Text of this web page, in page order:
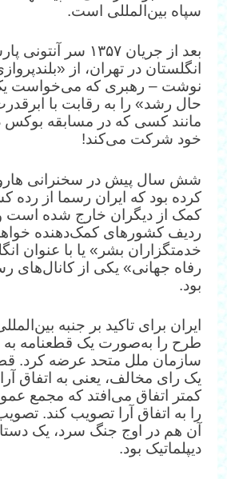
سپاه بین‌المللی است.
بعد از جریان ۱۳۵۷ سر
انگلستان در تهران، از
نوشت – رهبری که می‌خواست
حال رشد» را به رقابت با
مانند کسی که در مسابقه بوکس
خود شرکت می‌کند!
شش سال پیش در سخنرانی‌
کرده بود که ایران رسما از رده
کمک از دیگران خارج شده است
ردیف کشورهای کمک‌دهنده
خدمتگزاران بشر» یا با عنوان
رفاه جهانی» یکی از کانال‌های
بود.
ایران برای تاکید بر جنبه
طرح را به‌صورت یک قطعنامه
سازمان ملل متحد عرضه کرد.
یک رای مخالف، یعنی به اتفاق
کمتر اتفاق می‌افتد که مجمع
را به اتفاق آرا تصویب کند.
آن هم در اوج جنگ سرد، یک
دیپلماتیک بود.